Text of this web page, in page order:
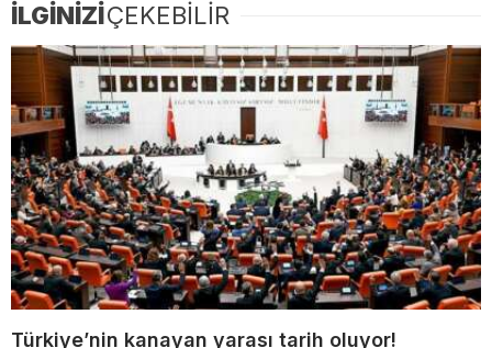
İLGİNİZİÇEKEBİLİR
Türkiye’nin kanayan yarası tarih oluyor!